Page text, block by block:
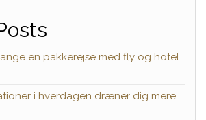
en pakkerejse med fly og hotel
i hverdagen dræner dig mere,